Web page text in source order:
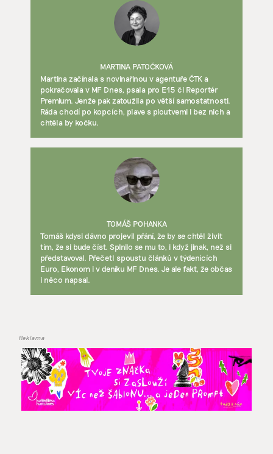
MARTINA PATOČKOVÁ
Martina začínala s novinařinou v agentuře ČTK a
pokračovala v MF Dnes, psala pro E15 či Reportér
Premium. Jenže pak zatoužila po větší samostatnosti.
Ráda chodí po kopcích, plave s ploutvemi i bez nich a
chtěla by kočku.
TOMÁŠ POHANKA
Tomáš kdysi dávno projevil přání, že by se chtěl živit
tím, že si bude číst. Splnilo se mu to, i když jinak, než si
představoval. Přečetl spoustu článků v týdenících
Euro, Ekonom i v deníku MF Dnes. Je ale fakt, že občas
i něco napsal.
Reklama